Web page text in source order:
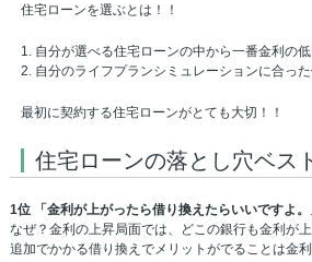
住宅ローンを選ぶとは！！
1. 自分が選べる住宅ローンの中から一番金利の
2. 自分のライフプランシミュレーションに合っ
最初に契約する住宅ローンがとても大切！！
住宅ローンの落とし穴ベス
1位 「金利が上がったら借り換えたらいいですよ。
なぜ？金利の上昇局面では、どこの銀行も金利が
追加でかかる借り換えでメリットがでることは金